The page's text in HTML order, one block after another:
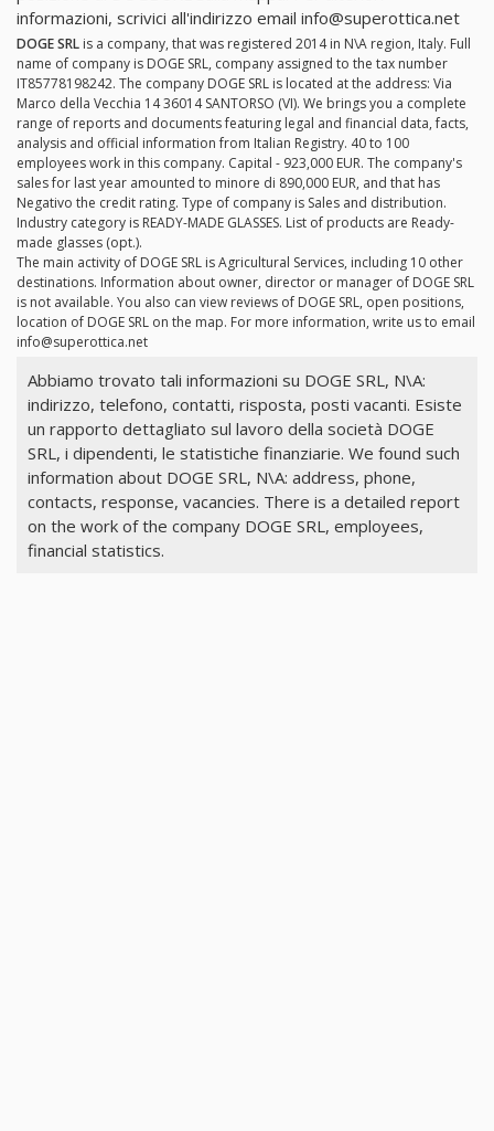
informazioni, scrivici all'indirizzo email info@superottica.net
DOGE SRL is a company, that was registered 2014 in N\A region, Italy. Full
name of company is DOGE SRL, company assigned to the tax number
IT85778198242. The company DOGE SRL is located at the address: Via
Marco della Vecchia 14 36014 SANTORSO (VI). We brings you a complete
range of reports and documents featuring legal and financial data, facts,
analysis and official information from Italian Registry. 40 to 100
employees work in this company. Capital - 923,000 EUR. The company's
sales for last year amounted to minore di 890,000 EUR, and that has
Negativo the credit rating. Type of company is Sales and distribution.
Industry category is READY-MADE GLASSES. List of products are Ready-
made glasses (opt.).
The main activity of DOGE SRL is Agricultural Services, including 10 other
destinations. Information about owner, director or manager of DOGE SRL
is not available. You also can view reviews of DOGE SRL, open positions,
location of DOGE SRL on the map. For more information, write us to email
info@superottica.net
Abbiamo trovato tali informazioni su DOGE SRL, N\A:
indirizzo, telefono, contatti, risposta, posti vacanti. Esiste
un rapporto dettagliato sul lavoro della società DOGE
SRL, i dipendenti, le statistiche finanziarie. We found such
information about DOGE SRL, N\A: address, phone,
contacts, response, vacancies. There is a detailed report
on the work of the company DOGE SRL, employees,
financial statistics.